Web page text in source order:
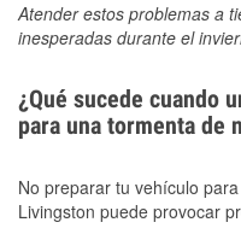
Atender estos problemas a
inesperadas durante el
¿Qué sucede cuando
para una tormenta de
No preparar tu vehículo
Livingston puede provocar